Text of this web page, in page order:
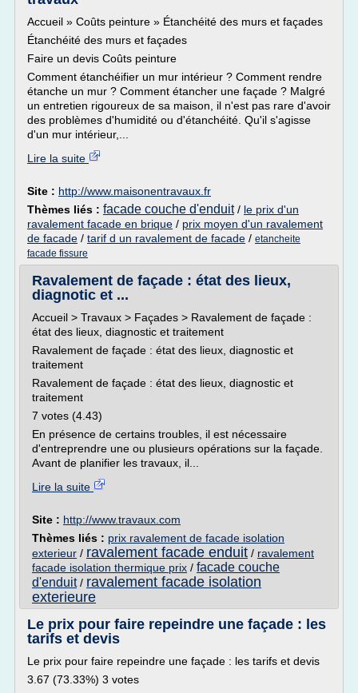
Accueil » Coûts peinture » Étanchéité des murs et façades
Étanchéité des murs et façades
Faire un devis Coûts peinture
Comment étanchéifier un mur intérieur ? Comment rendre
étanche un mur ? Comment étancher une façade ? Malgré
un entretien rigoureux de sa maison, il n'est pas rare d'avoir
des problèmes d'humidité ou d'étanchéité. Qu'il s'agisse
d'un mur intérieur,...
Lire la suite
Site : http://www.maisonentravaux.fr
Thèmes liés : facade couche d'enduit/ le prix d'un
ravalement facade en brique / prix moyen d'un ravalement
de facade / tarif d un ravalement de facade / etancheite
facade fissure
Ravalement de façade : état des lieux,
diagnotic et ...
Accueil > Travaux > Façades > Ravalement de façade :
état des lieux, diagnostic et traitement
Ravalement de façade : état des lieux, diagnostic et
traitement
Ravalement de façade : état des lieux, diagnostic et
traitement
7 votes (4.43)
En présence de certains troubles, il est nécessaire
d'entreprendre une ou plusieurs opérations sur la façade.
Avant de planifier les travaux, il...
Lire la suite
Site : http://www.travaux.com
Thèmes liés : prix ravalement de facade isolation
exterieur / ravalement facade enduit / ravalement
facade isolation thermique prix / facade couche
d'enduit/ ravalement facade isolation
exterieure
Le prix pour faire repeindre une façade : les
tarifs et devis
Le prix pour faire repeindre une façade : les tarifs et devis
3.67 (73.33%) 3 votes